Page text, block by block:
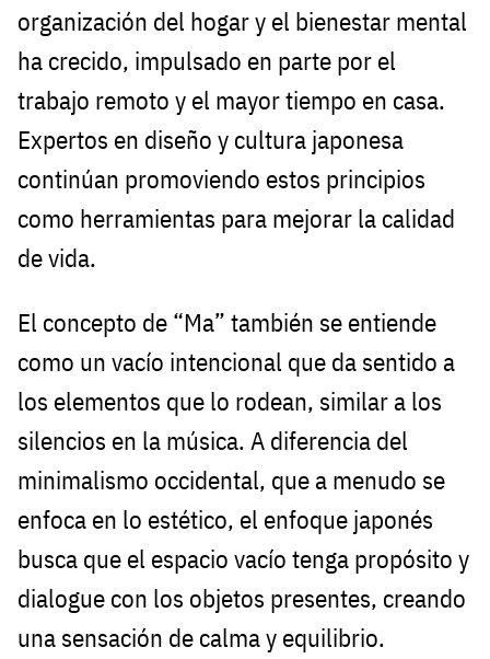
organización del hogar y el bienestar mental
ha crecido, impulsado en parte por el
trabajo remoto y el mayor tiempo en casa.
Expertos en diseño y cultura japonesa
continúan promoviendo estos principios
como herramientas para mejorar la calidad
de vida.
El concepto de “Ma” también se entiende
como un vacío intencional que da sentido a
los elementos que lo rodean, similar a los
silencios en la música. A diferencia del
minimalismo occidental, que a menudo se
enfoca en lo estético, el enfoque japonés
busca que el espacio vacío tenga propósito y
dialogue con los objetos presentes, creando
una sensación de calma y equilibrio.